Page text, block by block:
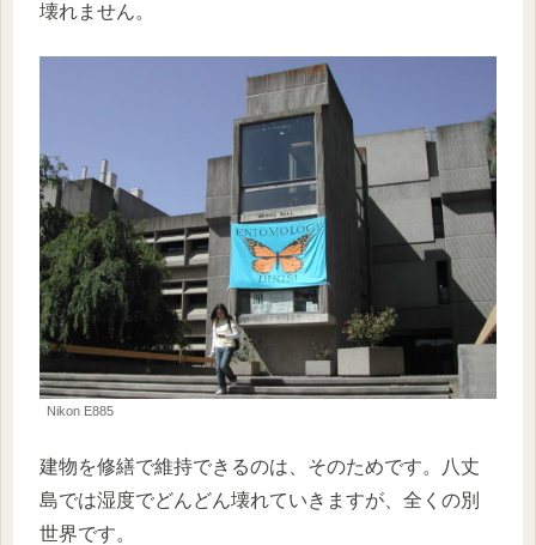
壊れません。
Nikon E885
建物を修繕で維持できるのは、そのためです。八丈
島では湿度でどんどん壊れていきますが、全くの別
世界です。